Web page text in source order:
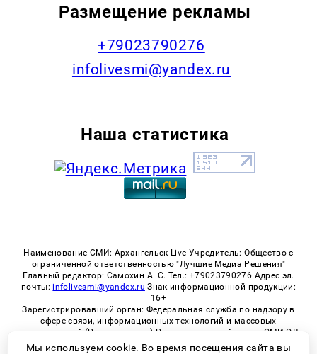
Размещение рекламы
+79023790276
infolivesmi@yandex.ru
Наша статистика
Наименование СМИ: Архангельск Live Учредитель: Общество с
ограниченной ответственностью "Лучшие Медиа Решения"
Главный редактор: Самохин А. С. Тел.: +79023790276 Адрес эл.
почты: infolivesmi@yandex.ru Знак информационной продукции:
16+
Зарегистрировавший орган: Федеральная служба по надзору в
сфере связи, информационных технологий и массовых
коммуникаций (Роскомнадзор) Регистрационный номер СМИ ЭЛ
№ ФС 77 - 82533 от 21.01.2022
Мы используем cookie. Во время посещения сайта вы